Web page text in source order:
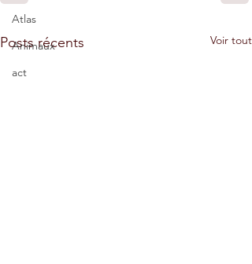
Atlas
Animaux
act
Posts récents Voir tout